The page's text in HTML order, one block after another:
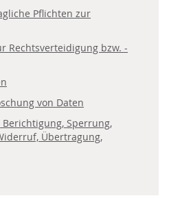
Pflichten zur
Rechtsverteidigung bzw. -
von Daten
Sperrung,
Übertragung,